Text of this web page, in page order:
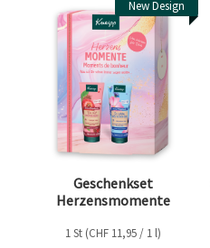
New Design
Geschenkset
Herzensmomente
1 St (CHF 11,95 / 1 l)